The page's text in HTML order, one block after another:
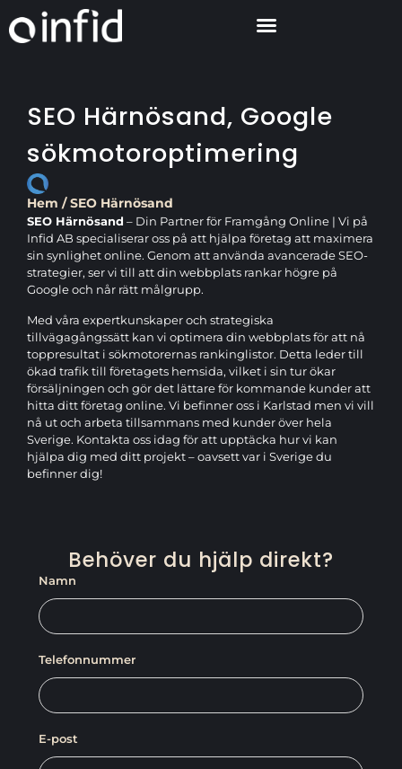
SEO Härnösand, Google
sökmotoroptimering
Hem /SEO Härnösand
SEO Härnösand – Din Partner för Framgång Online | Vi på
Infid AB specialiserar oss på att hjälpa företag att maximera
sin synlighet online. Genom att använda avancerade SEO-
strategier, ser vi till att din webbplats rankar högre på
Google och når rätt målgrupp.
Med våra expertkunskaper och strategiska
tillvägagångssätt kan vi optimera din webbplats för att nå
toppresultat i sökmotorernas rankinglistor. Detta leder till
ökad trafik till företagets hemsida, vilket i sin tur ökar
försäljningen och gör det lättare för kommande kunder att
hitta ditt företag online. Vi befinner oss i Karlstad men vi vill
nå ut och arbeta tillsammans med kunder över hela
Sverige. Kontakta oss idag för att upptäcka hur vi kan
hjälpa dig med ditt projekt – oavsett var i Sverige du
befinner dig!
Behöver du hjälp direkt?
Namn
Telefonnummer
E-post